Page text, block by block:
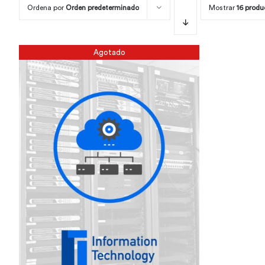
Ordena por Orden predeterminado Mostrar 16
Agotado